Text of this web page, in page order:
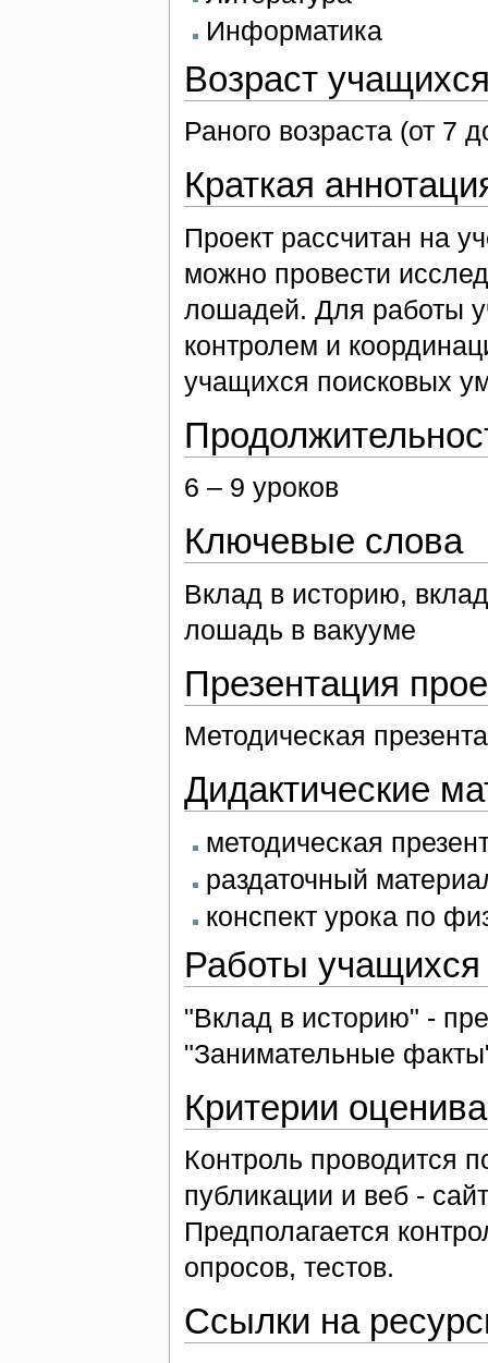
Информатика
Возраст
Раного возраста (от 7
Краткая
Проект рассчитан на
можно провести
лошадей. Для работы
контролем и
учащихся поисковых
6 – 9 уроков
Ключевые слова
Вклад в историю,
лошадь в вакууме
Презентация
Методическая
Дидактические
методическая
раздаточный
конспект урока по
Работы учащихся
"Вклад в историю" -
"Занимательные
Критерии
Контроль проводится
публикации и веб -
Предполагается
опросов, тестов.
Ссылки на